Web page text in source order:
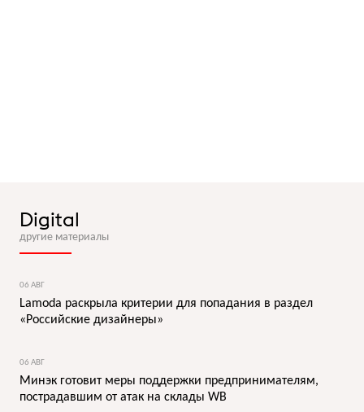
Digital
другие материалы
06 АВГ
Lamoda раскрыла критерии для попадания в раздел
«Российские дизайнеры»
06 АВГ
Минэк готовит меры поддержки предпринимателям,
пострадавшим от атак на склады WB